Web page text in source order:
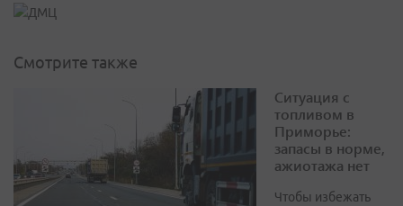
Смотрите также
Ситуация с
топливом в
Приморье:
запасы в норме,
ажиотажа нет
Чтобы избежать